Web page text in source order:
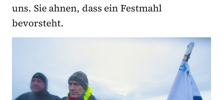
uns. Sie ahnen, dass ein Festmahl
bevorsteht.